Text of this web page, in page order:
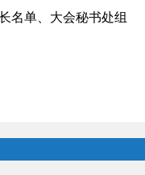
名单、大会秘书处组